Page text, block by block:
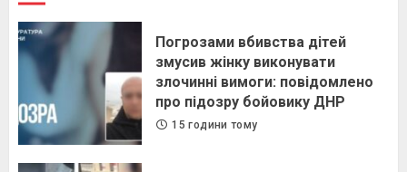
Погрозами вбивства дітей
змусив жінку виконувати
злочинні вимоги: повідомлено
про підозру бойовику ДНР
15 години тому